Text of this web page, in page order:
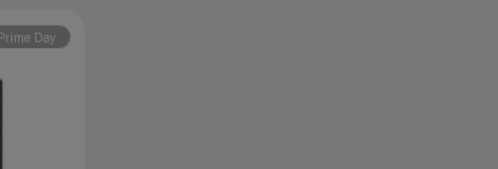
Prime Day